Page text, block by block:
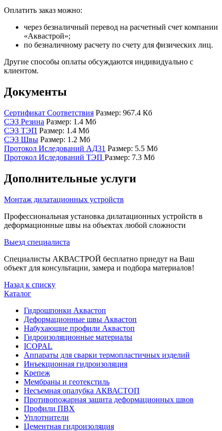
Оплатить заказ можно:
через безналичный перевод на расчетный счет компании
«Аквастрой»;
по безналичному расчету по счету для физических лиц.
Другие способы оплаты обсуждаются индивидуально с
клиентом.
Документы
Сертификат Соответствия Размер: 967.4 Кб
СЭЗ Резина Размер: 1.4 Мб
СЭЗ ТЭП Размер: 1.4 Мб
СЭЗ Швы Размер: 1.2 Мб
Протокол Иследований АД31 Размер: 5.5 Мб
Протокол Иследований ТЭП Размер: 7.3 Мб
Дополнительные услуги
Монтаж дилатационных устройств
Профессиональная установка дилатационных устройств в
деформационные швы на объектах любой сложности
Выезд специалиста
Специалисты АКВАСТРОЙ бесплатно приедут на Ваш
объект для консультации, замера и подбора материалов!
Назад к списку
Каталог
Гидрошпонки Аквастоп
Деформационные швы Аквастоп
Набухающие профили Аквастоп
Гидроизоляционные материалы
ICOPAL
Аппараты для сварки термопластичных изделий
Инъекционная гидроизоляция
Крепеж
Мембраны и геотекстиль
Несъемная опалубка АКВАСТОП
Противопожарная защита деформационных швов
Профили ПВХ
Уплотнители
Цементная гидроизоляция